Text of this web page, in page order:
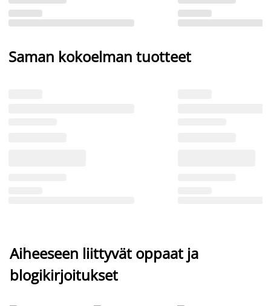
Saman kokoelman tuotteet
Aiheeseen liittyvät oppaat ja
blogikirjoitukset